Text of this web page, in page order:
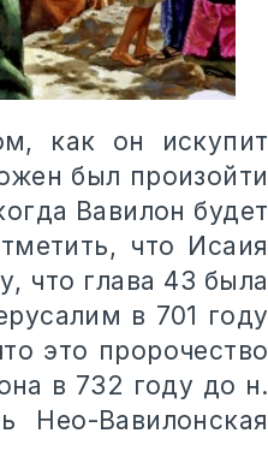
как он искупит
был произойти
Вавилон будет
что Исаия
что глава 43 была
в 701 году
это пророчество
в 732 году до н.
Нео-Вавилонская